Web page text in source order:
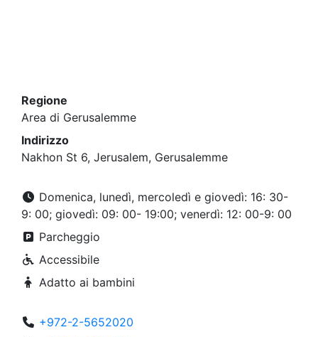
Regione
Area di Gerusalemme
Indirizzo
Nakhon St 6, Jerusalem, Gerusalemme
Domenica, lunedì, mercoledì e giovedì: 16: 30-
9: 00; giovedì: 09: 00- 19:00; venerdì: 12: 00-9: 00
Parcheggio
Accessibile
Adatto ai bambini
+972-2-5652020